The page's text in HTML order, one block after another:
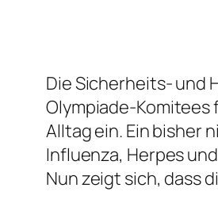
Die Sicherheits- und
Olympiade-Komitees
Alltag ein. Ein bisher
Influenza, Herpes
Nun zeigt sich, dass